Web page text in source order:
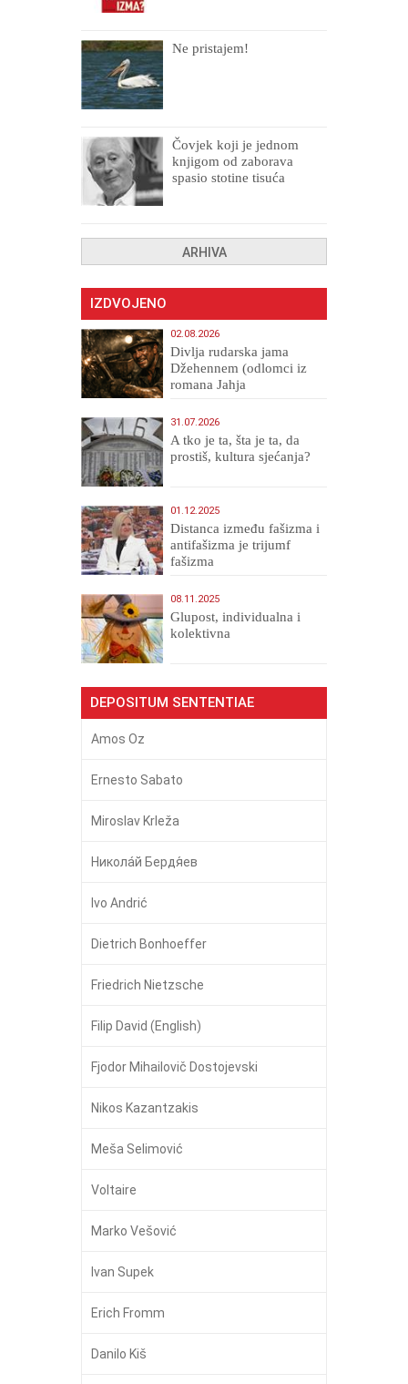
Ne pristajem!
Čovjek koji je jednom
knjigom od zaborava
spasio stotine tisuća
ARHIVA
IZDVOJENO
02.08.2026
Divlja rudarska jama
Džehennem (odlomci iz
romana Jahja
31.07.2026
A tko je ta, šta je ta, da
prostiš, kultura sjećanja?
01.12.2025
Distanca između fašizma i
antifašizma je trijumf
fašizma
08.11.2025
Glupost, individualna i
kolektivna
DEPOSITUM SENTENTIAE
Amos Oz
Ernesto Sabato
Miroslav Krleža
Никола́й Бердя́ев
Ivo Andrić
Dietrich Bonhoeffer
Friedrich Nietzsche
Filip David (English)
Fjodor Mihailovič Dostojevski
Nikos Kazantzakis
Meša Selimović
Voltaire
Marko Vešović
Ivan Supek
Erich Fromm
Danilo Kiš